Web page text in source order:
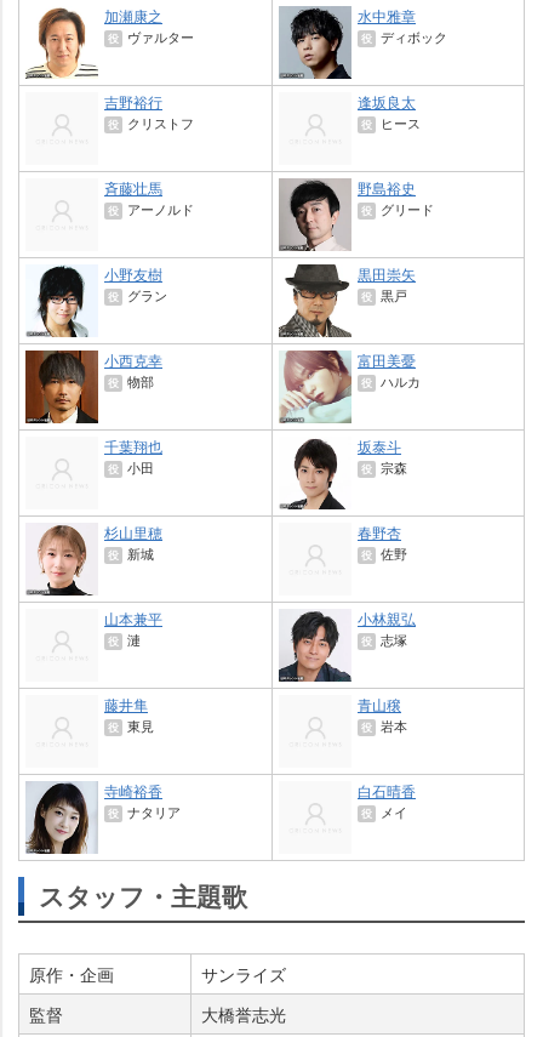
加瀬康之
役 ヴァルター
水中雅章
役 ディボック
吉野裕行
役 クリストフ
逢坂良太
役 ヒース
斉藤壮馬
役 アーノルド
野島裕史
役 グリード
小野友樹
役 グラン
黒田崇矢
役 黒戸
小西克幸
役 物部
富田美憂
役 ハルカ
千葉翔也
役 小田
坂泰斗
役 宗森
杉山里穂
役 新城
春野杏
役 佐野
山本兼平
役 漣
小林親弘
役 志塚
藤井隼
役 東見
青山穣
役 本
寺崎裕香
役 ナタリア
白石晴香
役 メイ
スタッフ・主題歌
原作・企画
サンライズ
監督
大橋誉志光